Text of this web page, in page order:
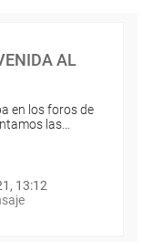
AL
en los foros de
las…
13:12